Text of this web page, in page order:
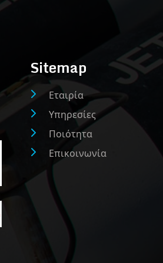
Sitemap
Εταιρία
Υπηρεσίες
Ποιότητα
Επικοινωνία